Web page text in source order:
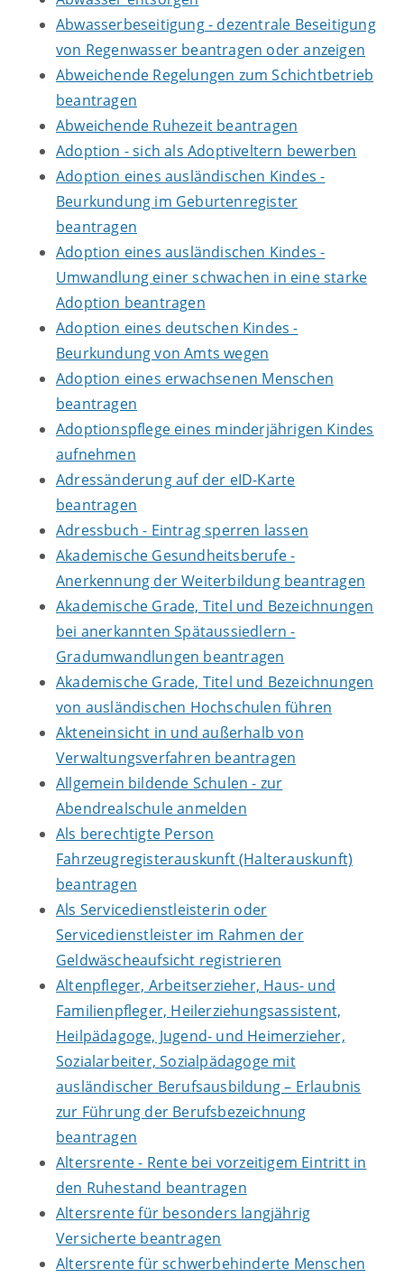
Abwasserbeseitigung - dezentrale Beseitigung
von Regenwasser beantragen oder anzeigen
Abweichende Regelungen zum Schichtbetrieb
beantragen
Abweichende Ruhezeit beantragen
Adoption - sich als Adoptiveltern bewerben
Adoption eines ausländischen Kindes -
Beurkundung im Geburtenregister
beantragen
Adoption eines ausländischen Kindes -
Umwandlung einer schwachen in eine starke
Adoption beantragen
Adoption eines deutschen Kindes -
Beurkundung von Amts wegen
Adoption eines erwachsenen Menschen
beantragen
Adoptionspflege eines minderjährigen Kindes
aufnehmen
Adressänderung auf der eID-Karte
beantragen
Adressbuch - Eintrag sperren lassen
Akademische Gesundheitsberufe -
Anerkennung der Weiterbildung beantragen
Akademische Grade, Titel und Bezeichnungen
bei anerkannten Spätaussiedlern -
Gradumwandlungen beantragen
Akademische Grade, Titel und Bezeichnungen
von ausländischen Hochschulen führen
Akteneinsicht in und außerhalb von
Verwaltungsverfahren beantragen
Allgemein bildende Schulen - zur
Abendrealschule anmelden
Als berechtigte Person
Fahrzeugregisterauskunft (Halterauskunft)
beantragen
Als Servicedienstleisterin oder
Servicedienstleister im Rahmen der
Geldwäscheaufsicht registrieren
Altenpfleger, Arbeitserzieher, Haus- und
Familienpfleger, Heilerziehungsassistent,
Heilpädagoge, Jugend- und Heimerzieher,
Sozialarbeiter, Sozialpädagoge mit
ausländischer Berufsausbildung – Erlaubnis
zur Führung der Berufsbezeichnung
beantragen
Altersrente - Rente bei vorzeitigem Eintritt in
den Ruhestand beantragen
Altersrente für besonders langjährig
Versicherte beantragen
Altersrente für schwerbehinderte Menschen